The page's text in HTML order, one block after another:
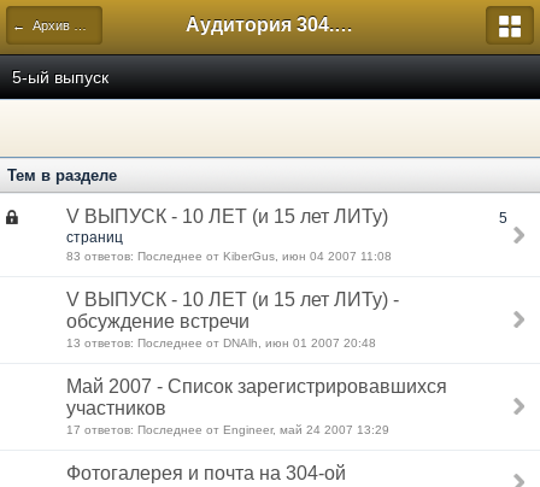
← Архив форумов выпусков Лицея Аудитория 304. История России
5-ый выпуск
Тем в разделе
V ВЫПУСК - 10 ЛЕТ (и 15 лет ЛИТу)
5
страниц
83 ответов: Последнее от KiberGus, июн 04 2007 11:08
V ВЫПУСК - 10 ЛЕТ (и 15 лет ЛИТу) -
обсуждение встречи
13 ответов: Последнее от DNAlh, июн 01 2007 20:48
Май 2007 - Список зарегистрировавшихся
участников
17 ответов: Последнее от Engineer, май 24 2007 13:29
Фотогалерея и почта на 304-ой